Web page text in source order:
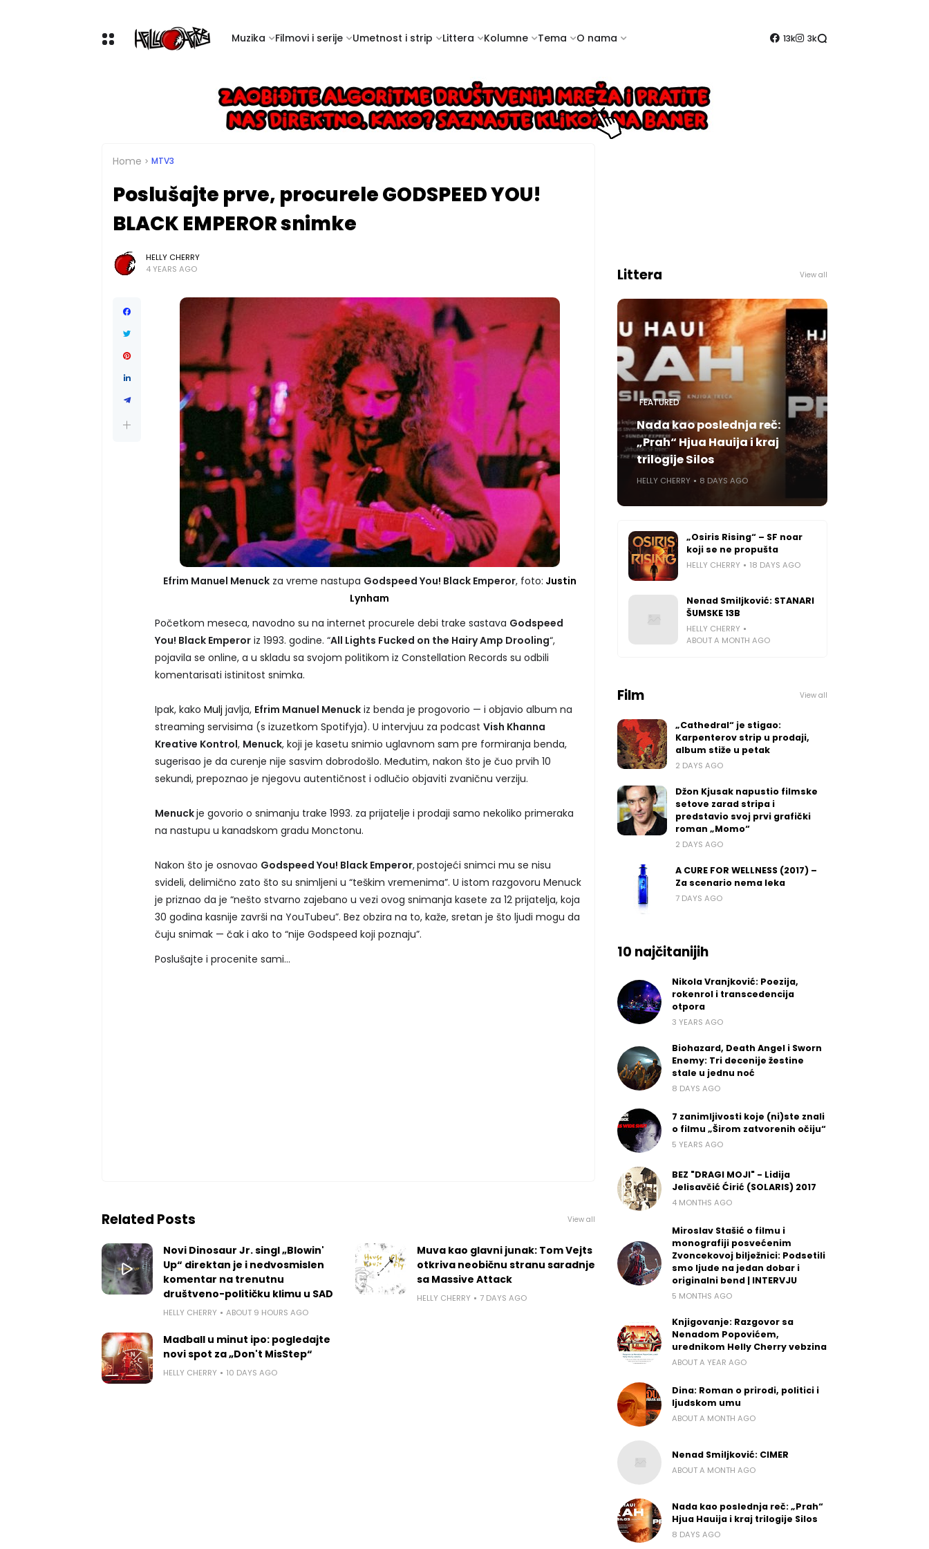
Muzika Filmovi i serije Umetnost i strip Littera Kolumne Tema O nama 13k 3k
Home MTV3
Poslušajte prve, procurele GODSPEED YOU!
BLACK EMPEROR snimke
HELLY CHERRY
4 YEARS AGO
Efrim Manuel Menuckza vreme nastupa Godspeed You! Black Emperor, foto: Justin
Lynham
Početkom meseca, navodno su na internet procurele debi trake sastava Godspeed
You! Black Emperor iz 1993. godine. “All Lights Fucked on the Hairy Amp Drooling“,
pojavila se online, a u skladu sa svojom politikom iz Constellation Records su odbili
komentarisati istinitost snimka.
Ipak, kako Mulj javlja, Efrim Manuel Menuck iz benda je progovorio — i objavio album na
streaming servisima (s izuzetkom Spotifyja). U intervjuu za podcast Vish Khanna
Kreative Kontrol, Menuck, koji je kasetu snimio uglavnom sam pre formiranja benda,
sugerisao je da curenje nije sasvim dobrodošlo. Međutim, nakon što je čuo prvih 10
sekundi, prepoznao je njegovu autentičnost i odlučio objaviti zvaničnu verziju.
Menuckje govorio o snimanju trake 1993. za prijatelje i prodaji samo nekoliko primeraka
na nastupu u kanadskom gradu Monctonu.
Nakon što je osnovao Godspeed You! Black Emperor,postojeći snimci mu se nisu
svideli, delimično zato što su snimljeni u “teškim vremenima”. U istom razgovoru Menuck
je priznao da je “nešto stvarno zajebano u vezi ovog snimanja kasete za 12 prijatelja, koja
30 godina kasnije završi na YouTubeu”. Bez obzira na to, kaže, sretan je što ljudi mogu da
čuju snimak — čak i ako to “nije Godspeed koji poznaju”.
Poslušajte i procenite sami...
Related Posts View all
Novi Dinosaur Jr. singl „Blowin'
Up“ direktan je i nedvosmislen
komentar na trenutnu
društveno-političku klimu u SAD
HELLY CHERRY ABOUT 9 HOURS AGO
Muva kao glavni junak: Tom Vejts
otkriva neobičnu stranu saradnje
sa Massive Attack
HELLY CHERRY 7 DAYS AGO
Madball u minut ipo: pogledajte
novi spot za „Don't MisStep“
HELLY CHERRY 10 DAYS AGO
Littera View all
FEATURED
Nada kao poslednja reč:
„Prah“ Hjua Hauija i kraj
trilogije Silos
HELLY CHERRY 8 DAYS AGO
„Osiris Rising“ – SF noar
koji se ne propušta
HELLY CHERRY 18 DAYS AGO
Nenad Smiljković: STANARI
ŠUMSKE 13B
HELLY CHERRY
ABOUT A MONTH AGO
Film View all
„Cathedral“ je stigao:
Karpenterov strip u prodaji,
album stiže u petak
2 DAYS AGO
Džon Kjusak napustio filmske
setove zarad stripa i
predstavio svoj prvi grafički
roman „Momo“
2 DAYS AGO
A CURE FOR WELLNESS (2017) –
Za scenario nema leka
7 DAYS AGO
10 najčitanijih
Nikola Vranjković: Poezija,
rokenrol i transcedencija
otpora
3 YEARS AGO
Biohazard, Death Angel i Sworn
Enemy: Tri decenije žestine
stale u jednu noć
8 DAYS AGO
7 zanimljivosti koje (ni)ste znali
o filmu „Širom zatvorenih očiju“
5 YEARS AGO
BEZ "DRAGI MOJI" - Lidija
Jelisavčić Ćirić (SOLARIS) 2017
4 MONTHS AGO
Miroslav Stašić o filmu i
monografiji posvećenim
Zvoncekovoj bilježnici: Podsetili
smo ljude na jedan dobar i
originalni bend | INTERVJU
5 MONTHS AGO
Knjigovanje: Razgovor sa
Nenadom Popovićem,
urednikom Helly Cherry vebzina
ABOUT A YEAR AGO
Dina: Roman o prirodi, politici i
ljudskom umu
ABOUT A MONTH AGO
Nenad Smiljković: CIMER
ABOUT A MONTH AGO
Nada kao poslednja reč: „Prah“
Hjua Hauija i kraj trilogije Silos
8 DAYS AGO